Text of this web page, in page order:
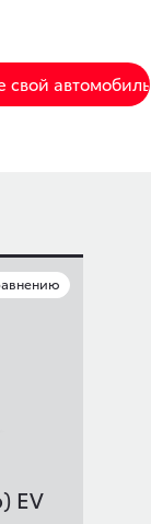
автомобиль
EV